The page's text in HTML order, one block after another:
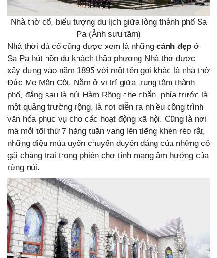
Nhà thờ cổ, biểu tượng du lịch giữa lòng thành phố Sa
Pa (Ảnh sưu tầm)
Nhà thời đá cổ cũng được xem là những cảnh đẹp ở
Sa Pa hút hồn du khách thập phương Nhà thờ được
xây dựng vào năm 1895 với một tên gọi khác là nhà thờ
Đức Mẹ Mân Côi. Nằm ở vị trí giữa trung tâm thành
phố, đằng sau là núi Hàm Rồng che chắn, phía trước là
một quảng trường rộng, là nơi diễn ra nhiều công trình
văn hóa phục vụ cho các hoạt động xã hội. Cũng là nơi
mà mỗi tối thứ 7 hàng tuần vang lên tiếng khèn réo rắt,
những điệu múa uyển chuyển duyên dáng của những cô
gái chàng trai trong phiên chợ tình mang âm hưởng của
rừng núi.